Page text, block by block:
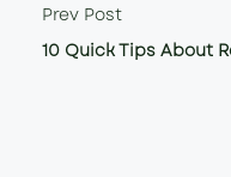
Prev Post
10 Quick Tips About